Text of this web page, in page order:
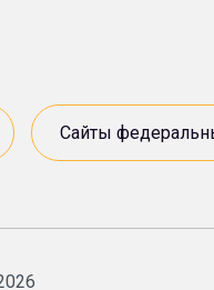
Сайты
Росприроднадзор